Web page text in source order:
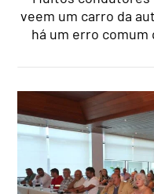
veem um carro da
há um erro